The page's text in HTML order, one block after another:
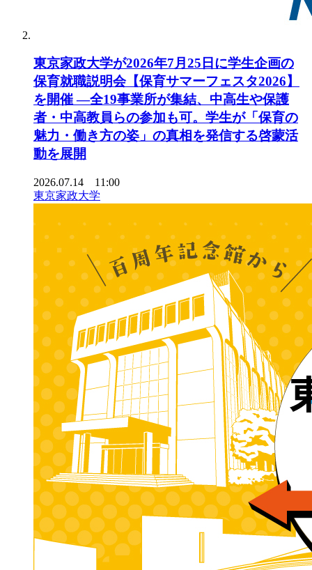
東京家政大学が2026年7月25日に学生企画の
保育就職説明会【保育サマーフェスタ2026】
を開催 ―全19事業所が集結、中高生や保護
者・中高教員らの参加も可。学生が「保育の
魅力・働き方の姿」の真相を発信する啓蒙活
動を展開
2026.07.14 11:00
東京家政大学